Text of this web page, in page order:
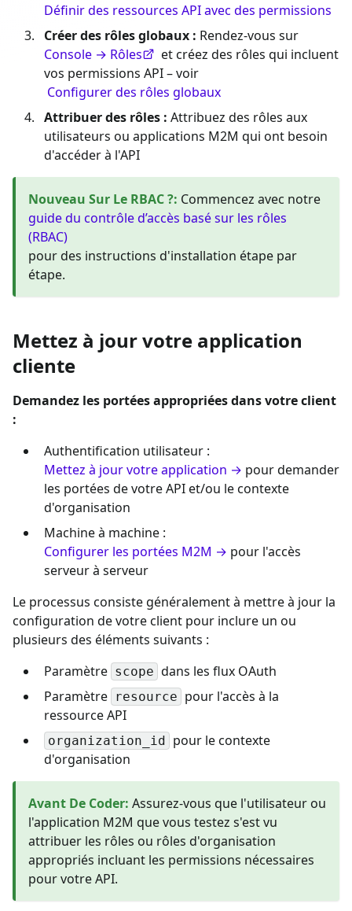
Définir des ressources API avec des permissions
Créer des rôles globaux : Rendez-vous sur
Console → Rôles
et créez des rôles qui incluent
vos permissions API – voir
Configurer des rôles globaux
Attribuer des rôles : Attribuez des rôles aux
utilisateurs ou applications M2M qui ont besoin
d'accéder à l'API
Nouveau Sur Le RBAC ?: Commencez avec notre
guide du contrôle d’accès basé sur les rôles
(RBAC)
pour des instructions d'installation étape par
étape.
Mettez à jour votre application
cliente
Demandez les portées appropriées dans votre client
:
Authentification utilisateur :
Mettez à jour votre application → pour demander
les portées de votre API et/ou le contexte
d'organisation
Machine à machine :
Configurer les portées M2M → pour l'accès
serveur à serveur
Le processus consiste généralement à mettre à jour la
configuration de votre client pour inclure un ou
plusieurs des éléments suivants :
Paramètre scope dans les flux OAuth
Paramètre resource pour l'accès à la
ressource API
organization_id
pour le contexte
d'organisation
Avant De Coder: Assurez-vous que l'utilisateur ou
l'application M2M que vous testez s'est vu
attribuer les rôles ou rôles d'organisation
appropriés incluant les permissions nécessaires
pour votre API.